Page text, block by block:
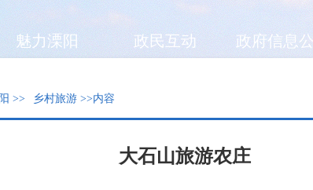
魅力溧阳 政民互动 政府信息
>> 乡村旅游 >>内容
大石山旅游农庄